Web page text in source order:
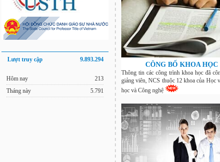
Lượt truy cập 9.893.294
Hôm nay
Tháng này
213
5.791
CÔNG BỐ KHOA HỌC
Thông tin các công trình khoa học đã
giảng viên, NCS thuộc 12 khoa của Học
học và Công nghệ